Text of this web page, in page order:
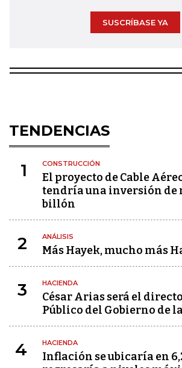
SUSCRÍBASE YA
TENDENCIAS
1 CONSTRUCCIÓN
El proyecto de Cable
tendría una inversión de
billón
2 ANÁLISIS
Más Hayek, mucho más
3 HACIENDA
César Arias será el
Público del Gobierno de
4 HACIENDA
Inflación se ubicaría en